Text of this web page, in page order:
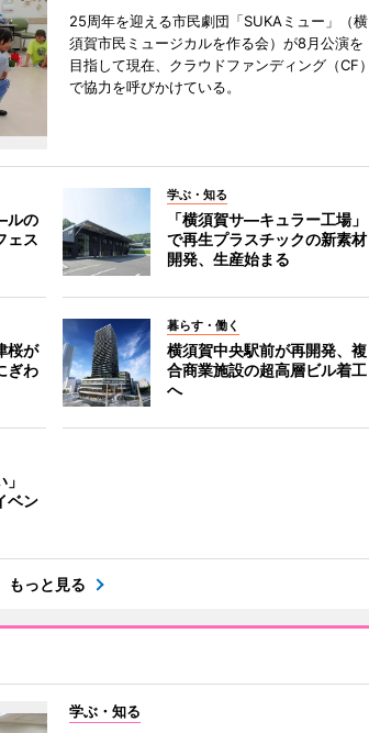
25周年を迎える市民劇団「SUKAミュー」（横
須賀市民ミュージカルを作る会）が8月公演を
目指して現在、クラウドファンディング（CF）
で協力を呼びかけている。
ルの
ェス
学ぶ・知る
「横須賀サ―キュラー工場」
で再生プラスチックの新素材
開発、生産始まる
桜が
ぎわ
暮らす・働く
横須賀中央駅前が再開発、複
合商業施設の超高層ビル着工
へ
」
ベン
もっと見る
学ぶ・知る